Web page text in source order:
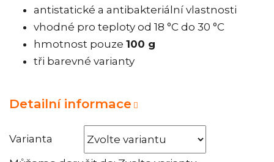
Varianta
antistatické a antibakteriální vlastnosti
vhodné pro teploty od 18 °C do 30 °C
hmotnost pouze 100 g
tři barevné varianty
Detailní informace